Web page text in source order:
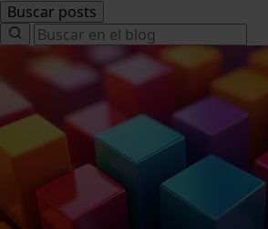
Buscar posts
Search
for: